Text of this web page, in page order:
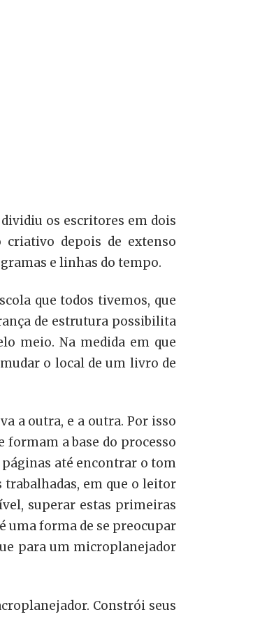
os escritores em dois
depois de extenso
e linhas do tempo.
que todos tivemos, que
de estrutura possibilita
meio. Na medida em que
o local de um livro de
a outra, e a outra. Por isso
a base do processo
páginas até encontrar o tom
trabalhadas, em que o leitor
superar estas primeiras
uma forma de se preocupar
para um microplanejador
Constrói seus